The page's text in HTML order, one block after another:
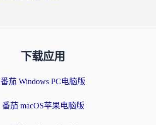
下载应用
番茄 Windows PC电脑版
番茄 macOS苹果电脑版